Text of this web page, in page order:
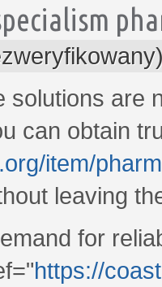
solutions are
can obtain
item/
leaving
for
https://